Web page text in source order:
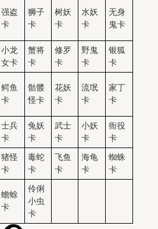
强盗
卡
狮子
卡
树妖
卡
水妖
卡
无身
鬼卡
小龙
女卡
蟹将
卡
修罗
卡
野鬼
卡
银狐
卡
鳄鱼
卡
骷髅
怪卡
花妖
卡
流氓
卡
家丁
卡
士兵
卡
兔妖
卡
武士
卡
小妖
卡
衙役
卡
猪怪
卡
毒蛇
卡
飞鱼
卡
海龟
卡
蜘蛛
卡
蟾蜍
卡
伶俐
小虫
卡